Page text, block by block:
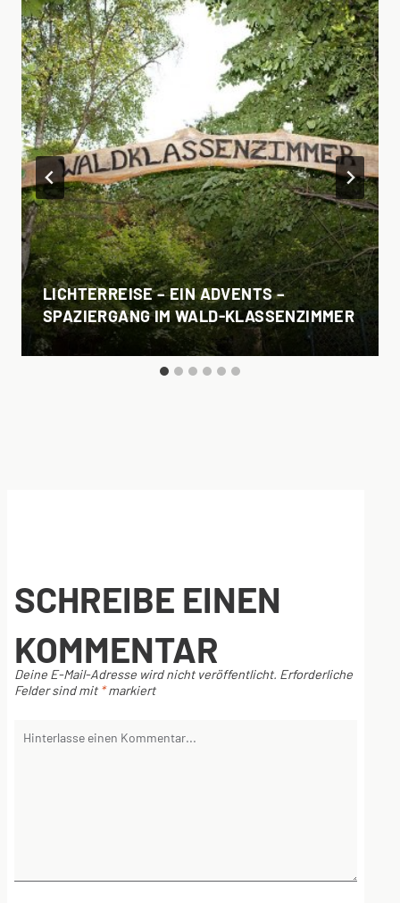
LICHTERREISE – EIN ADVENTS –
SPAZIERGANG IM WALD-KLASSENZIMMER
SCHREIBE EINEN
KOMMENTAR
Deine E-Mail-Adresse wird nicht veröffentlicht. Erforderliche
Felder sind mit *markiert